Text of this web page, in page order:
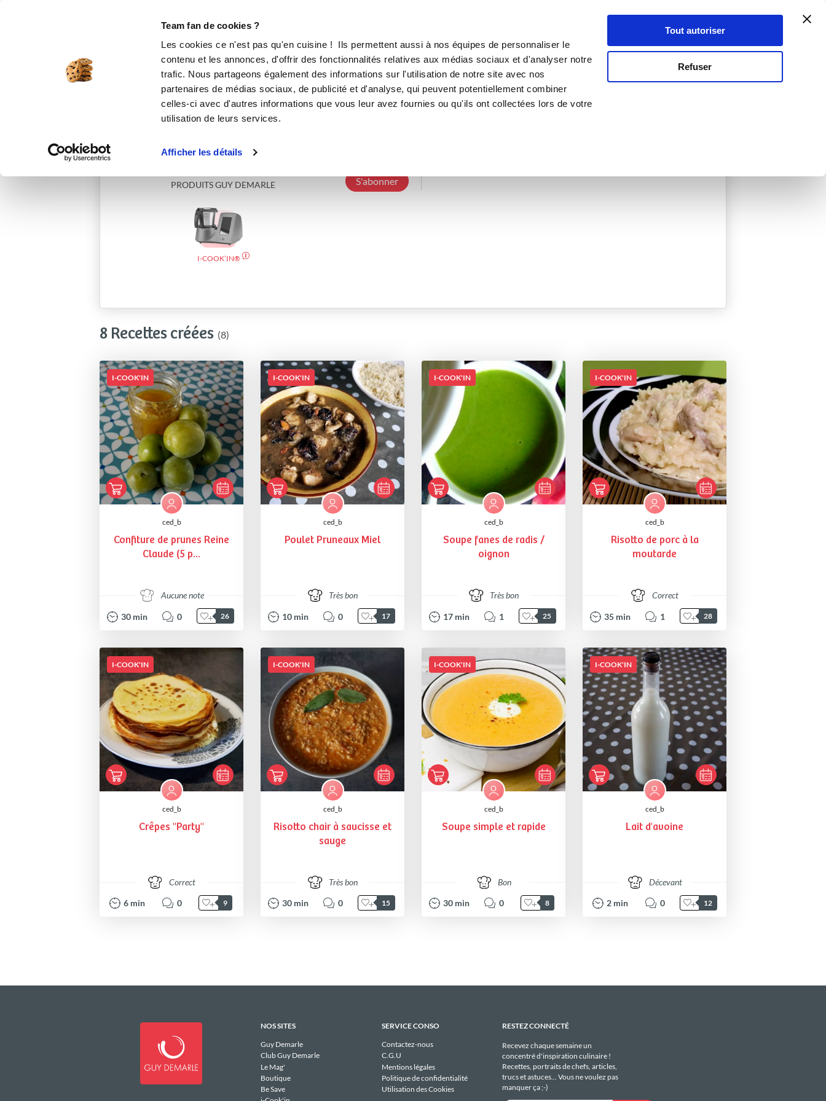
Team fan de cookies ?
Les cookies ce n'est pas qu'en cuisine ! Ils permettent aussi à nos équipes de personnaliser le
contenu et les annonces, d'offrir des fonctionnalités relatives aux médias sociaux et d'analyser notre
trafic. Nous partageons également des informations sur l'utilisation de notre site avec nos
partenaires de médias sociaux, de publicité et d'analyse, qui peuvent potentiellement combiner
celles-ci avec d'autres informations que vous leur avez fournies ou qu'ils ont collectées lors de votre
utilisation de leurs services.
Afficher les détails
Tout autoriser
Refuser
Se connecter
PRODUITS GUY DEMARLE
I-COOK’IN®
ced_b
S'abonner
8 Recettes créées (8)
I-COOK'IN
ced_b
Confiture de prunes Reine
Claude (5 p...
Aucune note
30 min 0 26
I-COOK'IN
ced_b
Poulet Pruneaux Miel
Très bon
10 min 0 17
I-COOK'IN
ced_b
Soupe fanes de radis /
oignon
Très bon
17 min 1 25
I-COOK'IN
ced_b
Risotto de porc à la
moutarde
Correct
35 min 1 28
I-COOK'IN
ced_b
Crêpes "Party"
Correct
6 min 0 9
I-COOK'IN
ced_b
Risotto chair à saucisse et
sauge
Très bon
30 min 0 15
I-COOK'IN
ced_b
Soupe simple et rapide
Bon
30 min 0 8
I-COOK'IN
ced_b
Lait d'avoine
Décevant
2 min 0 12
NOS SITES
Guy Demarle
Club Guy Demarle
Le Mag'
Boutique
Be Save
SERVICE CONSO
Contactez-nous
C.G.U
Mentions légales
Politique de confidentialité
Utilisation des Cookies
RESTEZ CONNECTÉ
Recevez chaque semaine un
concentré d'inspiration culinaire !
Recettes, portraits de chefs, articles,
trucs et astuces... Vous ne voulez pas
manquer ça ;-)